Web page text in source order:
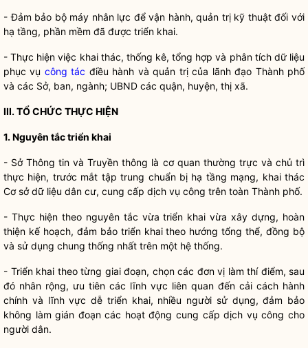
- Đảm bảo bộ máy nhân lực để vận hành, quản trị kỹ thuật đối với
hạ tầng, phần mềm đã được triển khai.
- Thực hiện việc khai thác, thống kê, tổng hợp và phân tích dữ liệu
phục vụ công tác điều hành và quản trị của lãnh đạo Thành phố
và các Sở, ban, ngành; UBND các quận, huyện, thị xã.
III. TỔ CHỨC THỰC HIỆN
1. Nguyên tắc triển khai
- Sở Thông tin và Truyền thông là cơ quan thường trực và chủ trì
thực hiện, trước mắt tập trung chuẩn bị hạ tầng mạng, khai thác
Cơ sở dữ liệu dân cư, cung cấp dịch vụ công trên toàn Thành phố.
- Thực hiện theo nguyên tắc vừa triển khai vừa xây dựng, hoàn
thiện kế hoạch, đảm bảo triển khai theo hướng tổng thể, đồng bộ
và sử dụng chung thống nhất trên một hệ thống.
- Triển khai theo từng giai đoạn, chọn các đơn vị làm thí điểm, sau
đó nhân rộng, ưu tiên các lĩnh vực liên quan đến cải cách hành
chính và lĩnh vực dễ triển khai, nhiều người sử dụng, đảm bảo
không làm gián đoạn các hoạt động cung cấp dịch vụ công cho
người dân.